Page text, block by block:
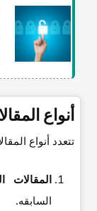
أنواع
تتعدد أنواع
المقالات
السابقه.